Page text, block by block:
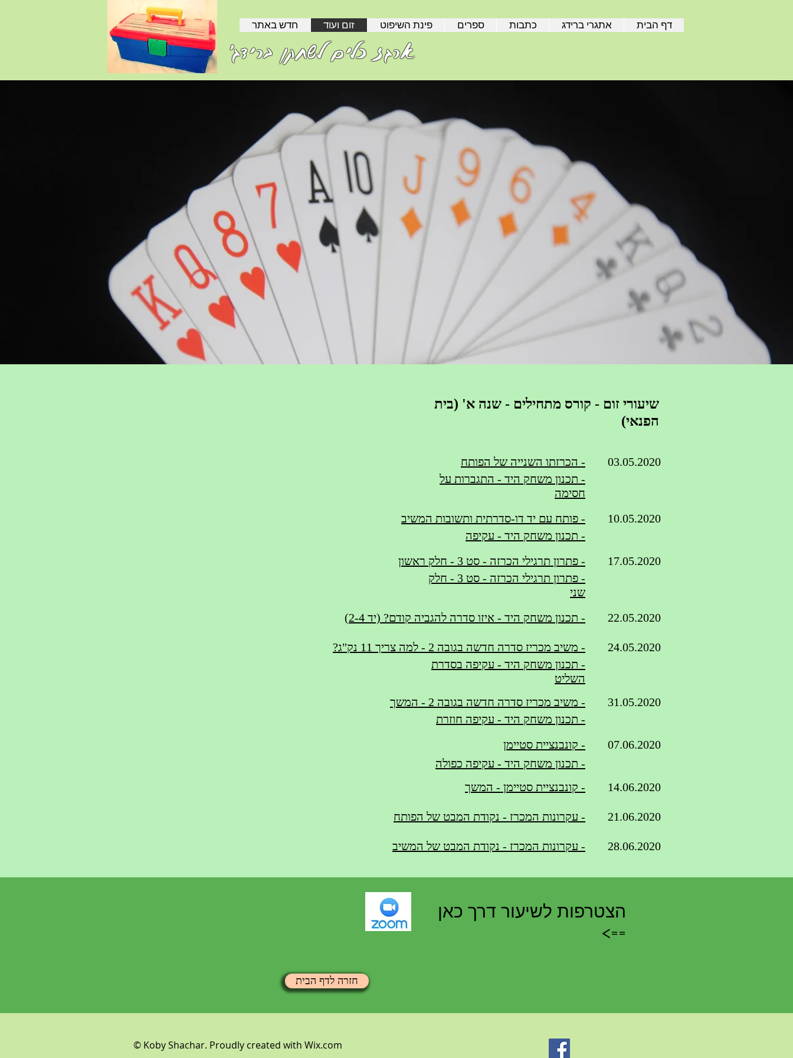
חדש באתר זום ועוד פינת השיפוט ספרים כתבות אתגרי ברידג דף הבית
ארגז כלים לשחקן ברידג'
שיעורי זום - קורס מתחילים - שנה א' (בית
הפנאי)
- הכרזתו השנייה של הפותח
03.05.2020
- תכנון משחק היד - התגברות על
חסימה
- פותח עם יד דו-סדרתית ותשובות המשיב
10.05.2020
- תכנון משחק היד - עקיפה
- פתרון תרגילי הכרזה - סט 3 - חלק ראשון
17.05.2020
- פתרון תרגילי הכרזה - סט 3 - חלק
שני
- תכנון משחק היד - איזו סדרה להגביה קודם? (יד 2-4)
22.05.2020
- משיב מכריז סדרה חדשה בגובה 2 - למה צריך 11 נק"ג?
24.05.2020
- תכנון משחק היד - עקיפה בסדרת
השליט
- משיב מכריז סדרה חדשה בגובה 2 - המשך
31.05.2020
- תכנון משחק היד - עקיפה חוזרת
- קונבנציית סטיימן
07.06.2020
- תכנון משחק היד - עקיפה כפולה
- קונבנציית סטיימן - המשך
14.06.2020
- עקרונות המכרז - נקודת המבט של הפותח 21.06.2020
- עקרונות המכרז - נקודת המבט של המשיב 28.06.2020
הצטרפות לשיעור דרך כאן
==>
חזרה לדף הבית
© Koby Shachar. Proudly created with Wix.com